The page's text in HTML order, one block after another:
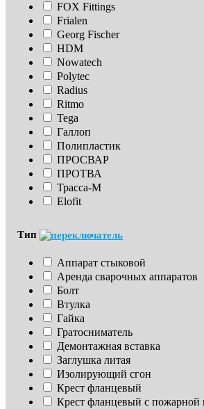
FOX Fittings
Frialen
Georg Fischer
HDM
Nowatech
Polytec
Radius
Ritmo
Tega
Галлоп
Полипластик
ПРОСВАР
ПРОТВА
Трасса-М
Elofit
Тип
Аппарат стыковой
Аренда сварочных аппаратов
Болт
Втулка
Гайка
Гратосниматель
Демонтажная вставка
Заглушка литая
Изoлирующий сгон
Крест фланцевый
Крест фланцевый с пожарной